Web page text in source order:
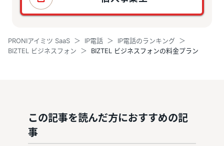
PRONIアイミツ SaaS IP電話
IP電話のランキング
BIZTEL ビジネスフォン
BIZTEL ビジネスフォンの料金プラン
この記事を読んだ方におすすめの記
事